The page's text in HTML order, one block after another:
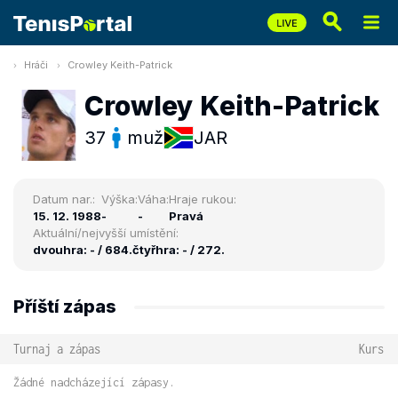
Hráči Crowley Keith-Patrick
Crowley Keith-Patrick
37 muž JAR
Datum nar.:
15. 12. 1988
Výška:
-
Váha:
-
Hraje rukou:
Pravá
Aktuální/nejvyšší umístění:
dvouhra: - / 684.čtyřhra: - / 272.
Příští zápas
Turnaj a zápas Kurs
Žádné nadcházející zápasy.